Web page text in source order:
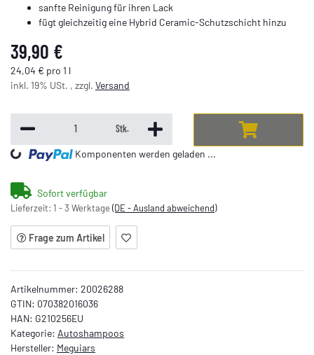
sanfte Reinigung für ihren Lack
fügt gleichzeitig eine Hybrid Ceramic-Schutzschicht hinzu
39,90 €
24,04 € pro 1 l
inkl. 19% USt. , zzgl. Versand
Stk.
Komponenten werden geladen ...
Sofort verfügbar
Lieferzeit: 1 - 3 Werktage (DE - Ausland abweichend)
Frage zum Artikel
Artikelnummer: 20026288
GTIN: 070382016036
HAN: G210256EU
Kategorie: Autoshampoos
Hersteller: Meguiars